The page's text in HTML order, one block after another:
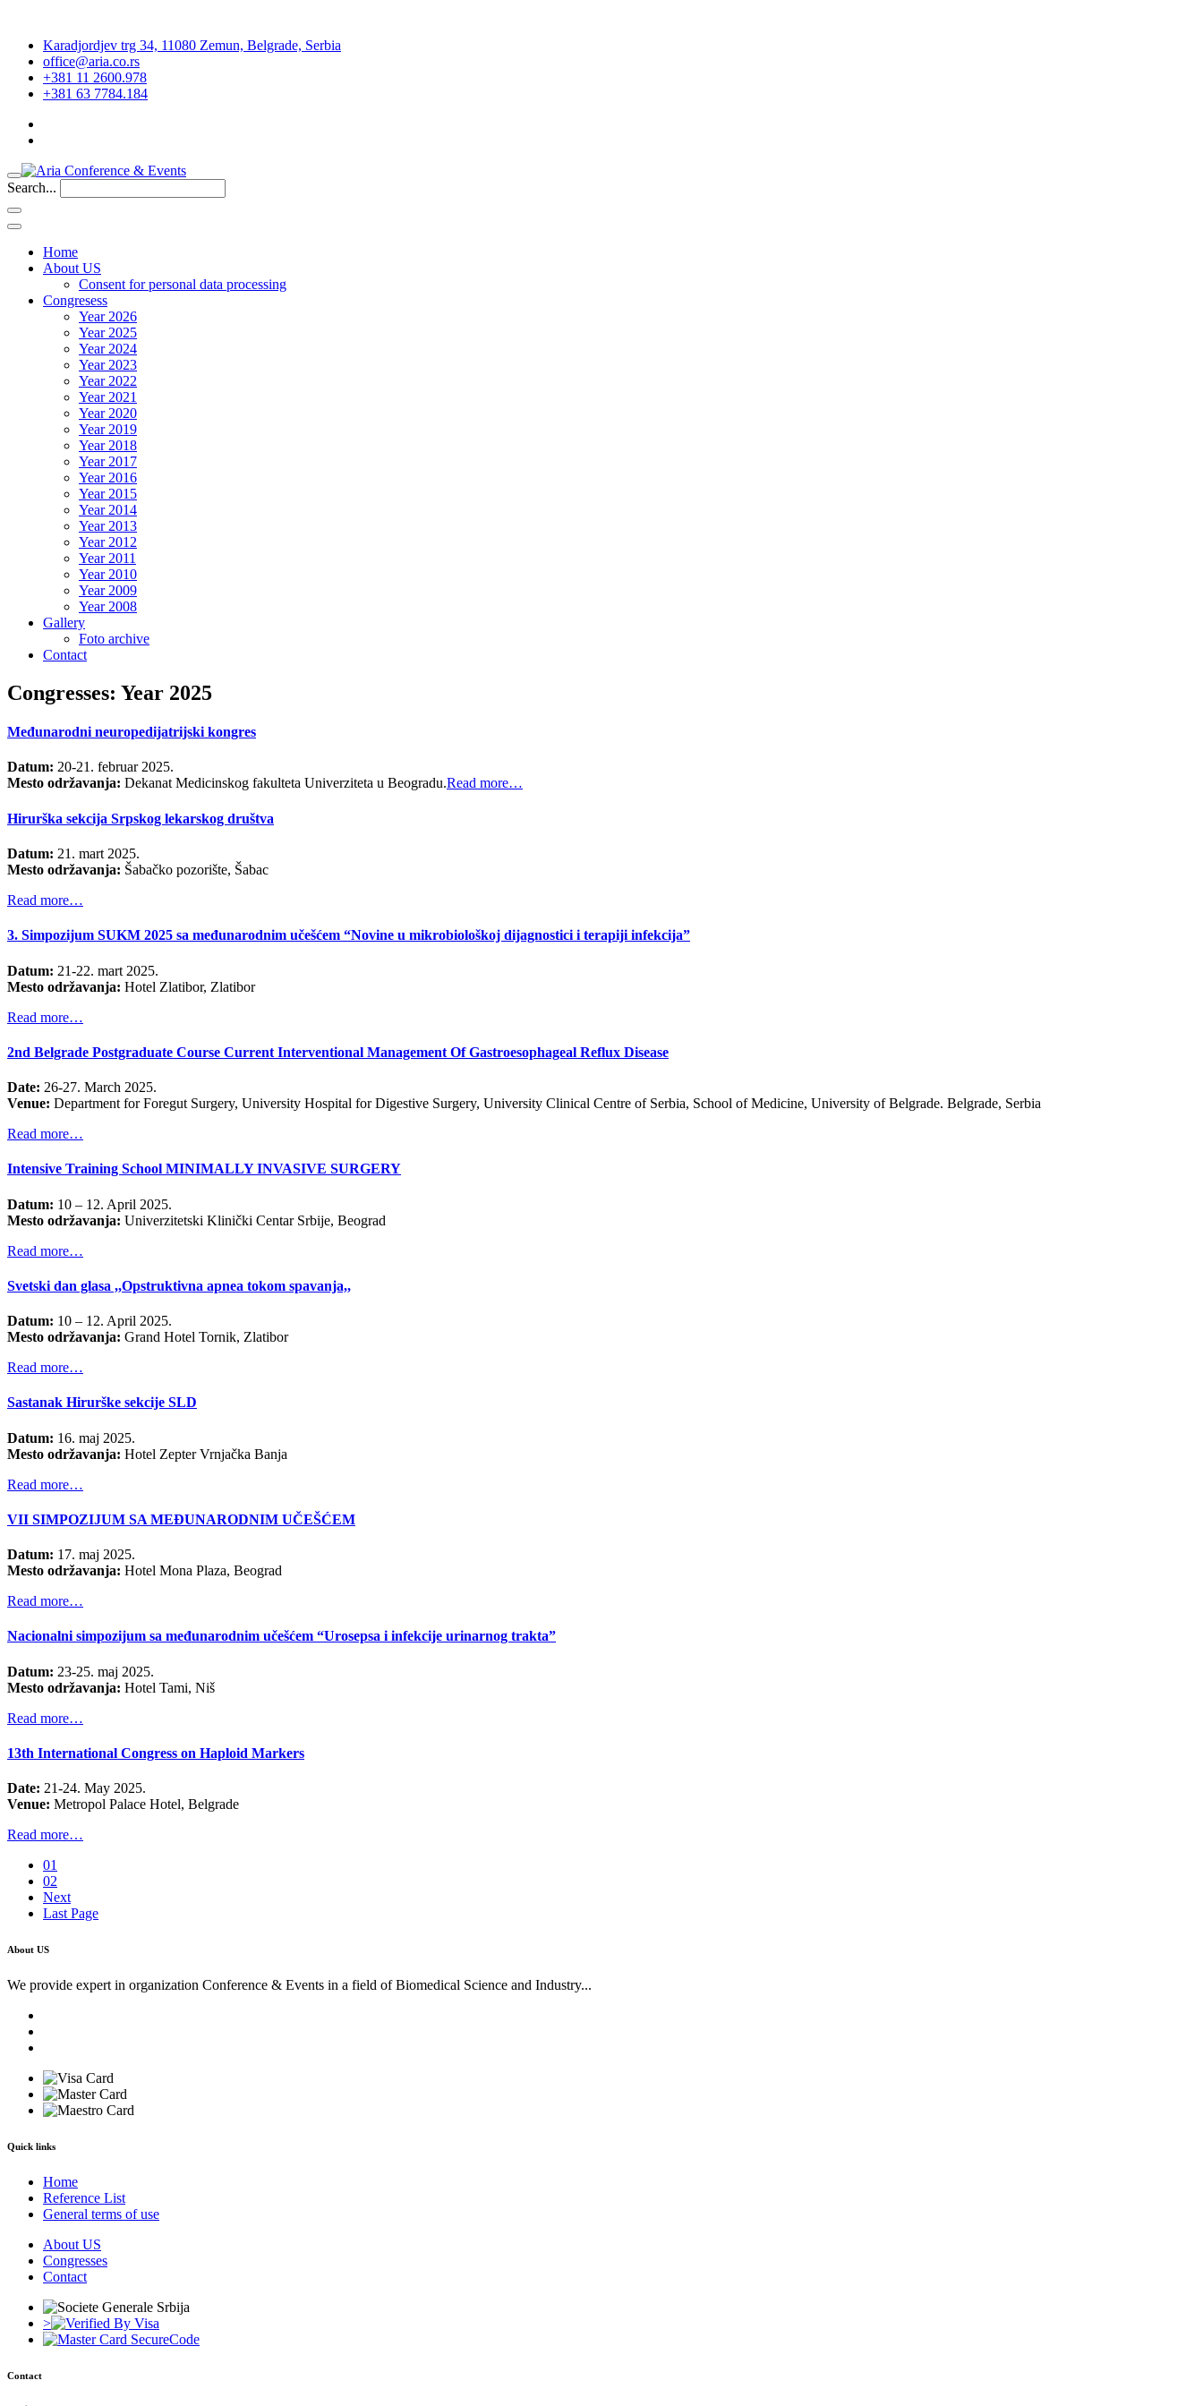
Karadjordjev trg 34, 11080 Zemun, Belgrade, Serbia
office@aria.co.rs
+381 11 2600.978
+381 63 7784.184
Search...
Home
About US
Consent for personal data processing
Congresess
Year 2026
Year 2025
Year 2024
Year 2023
Year 2022
Year 2021
Year 2020
Year 2019
Year 2018
Year 2017
Year 2016
Year 2015
Year 2014
Year 2013
Year 2012
Year 2011
Year 2010
Year 2009
Year 2008
Gallery
Foto archive
Contact
Congresses: Year 2025
Međunarodni neuropedijatrijski kongres
Datum: 20-21. februar 2025.
Mesto održavanja: Dekanat Medicinskog fakulteta Univerziteta u Beogradu.Read more…
Hirurška sekcija Srpskog lekarskog društva
Datum: 21. mart 2025.
Mesto održavanja: Šabačko pozorište, Šabac
Read more…
3. Simpozijum SUKM 2025 sa međunarodnim učešćem “Novine u mikrobiološkoj dijagnostici i terapiji infekcija”
Datum: 21-22. mart 2025.
Mesto održavanja: Hotel Zlatibor, Zlatibor
Read more…
2nd Belgrade Postgraduate Course Current Interventional Management Of Gastroesophageal Reflux Disease
Date: 26-27. March 2025.
Venue: Department for Foregut Surgery, University Hospital for Digestive Surgery, University Clinical Centre of Serbia, School of Medicine, University of Belgrade. Belgrade, Serbia
Read more…
Intensive Training School MINIMALLY INVASIVE SURGERY
Datum: 10 – 12. April 2025.
Mesto održavanja: Univerzitetski Klinički Centar Srbije, Beograd
Read more…
Svetski dan glasa ,,Opstruktivna apnea tokom spavanja,,
Datum: 10 – 12. April 2025.
Mesto održavanja: Grand Hotel Tornik, Zlatibor
Read more…
Sastanak Hirurške sekcije SLD
Datum: 16. maj 2025.
Mesto održavanja: Hotel Zepter Vrnjačka Banja
Read more…
VII SIMPOZIJUM SA MEĐUNARODNIM UČEŠĆEM
Datum: 17. maj 2025.
Mesto održavanja: Hotel Mona Plaza, Beograd
Read more…
Nacionalni simpozijum sa međunarodnim učešćem “Urosepsa i infekcije urinarnog trakta”
Datum: 23-25. maj 2025.
Mesto održavanja: Hotel Tami, Niš
Read more…
13th International Congress on Haploid Markers
Date: 21-24. May 2025.
Venue: Metropol Palace Hotel, Belgrade
Read more…
01
02
Next
Last Page
About US
We provide expert in organization Conference & Events in a field of Biomedical Science and Industry...
Quick links
Home
Reference List
General terms of use
About US
Congresses
Contact
>
Contact